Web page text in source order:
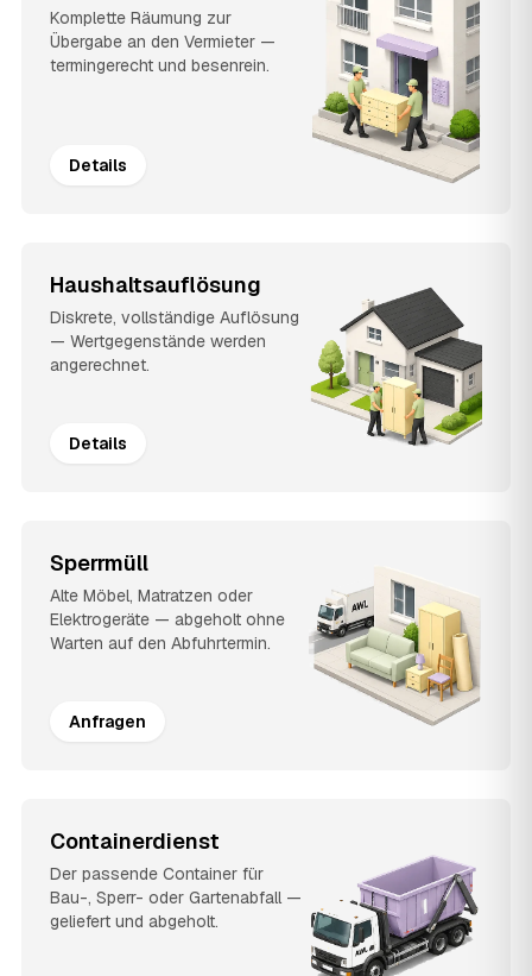
Komplette Räumung zur
Übergabe an den Vermieter —
termingerecht und besenrein.
Details
Haushaltsauflösung
Diskrete, vollständige Auflösung
— Wertgegenstände werden
angerechnet.
Details
Sperrmüll
Alte Möbel, Matratzen oder
Elektrogeräte — abgeholt ohne
Warten auf den Abfuhrtermin.
Anfragen
Containerdienst
Der passende Container für
Bau-, Sperr- oder Gartenabfall —
geliefert und abgeholt.